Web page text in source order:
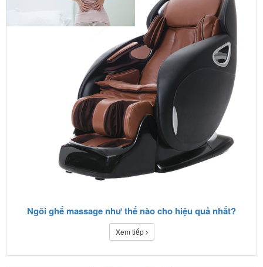
Ngồi ghế massage như thế nào cho hiệu quả nhất?
Xem tiếp